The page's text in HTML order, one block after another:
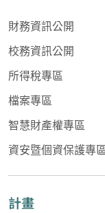
財務資訊公開
校務資訊公開
所得稅專區
檔案專區
智慧財產權專區
資安暨個資保護專
計畫